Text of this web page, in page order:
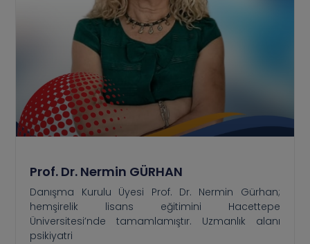
Prof. Dr. Nermin GÜRHAN
Danışma Kurulu Üyesi Prof. Dr. Nermin Gürhan;
hemşirelik lisans eğitimini Hacettepe
Üniversitesi’nde tamamlamıştır. Uzmanlık alanı
psikiyatri